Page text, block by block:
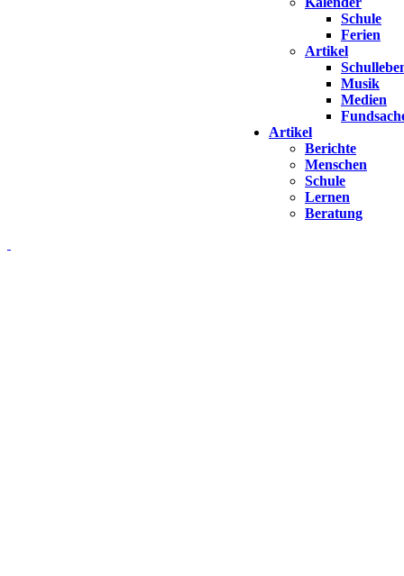
Schule
Ferien
Artikel
Musik
Medien
Artikel
Berichte
Menschen
Schule
Lernen
Beratung